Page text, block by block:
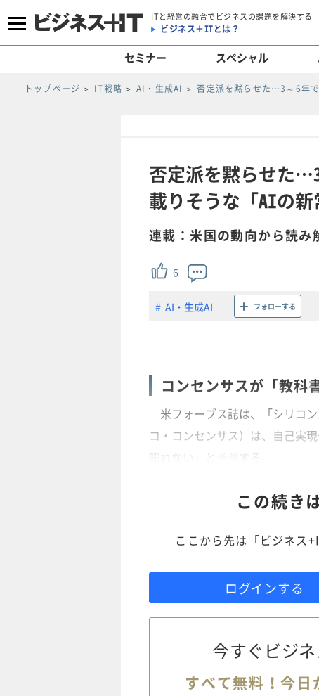
ITと経営の融合でビジネスの課題を解決する
ビジネス＋ITとは？
セミナー スペシャル
トップページ IT戦略 AI・生成AI 否定派を黙らせた…3～6年
否定派を黙らせた
載りそうな「AIの
連載：米国の動向から読み
6
AI・生成AI フォローする
コンセンサスが「教科
米フォーブス誌は、「シリコ
コ・コンセンサス）は、自己実
知れない」と
する。
この続き
ここから先は「ビジネス
ログインする
今すぐビジ
すべて無料！今